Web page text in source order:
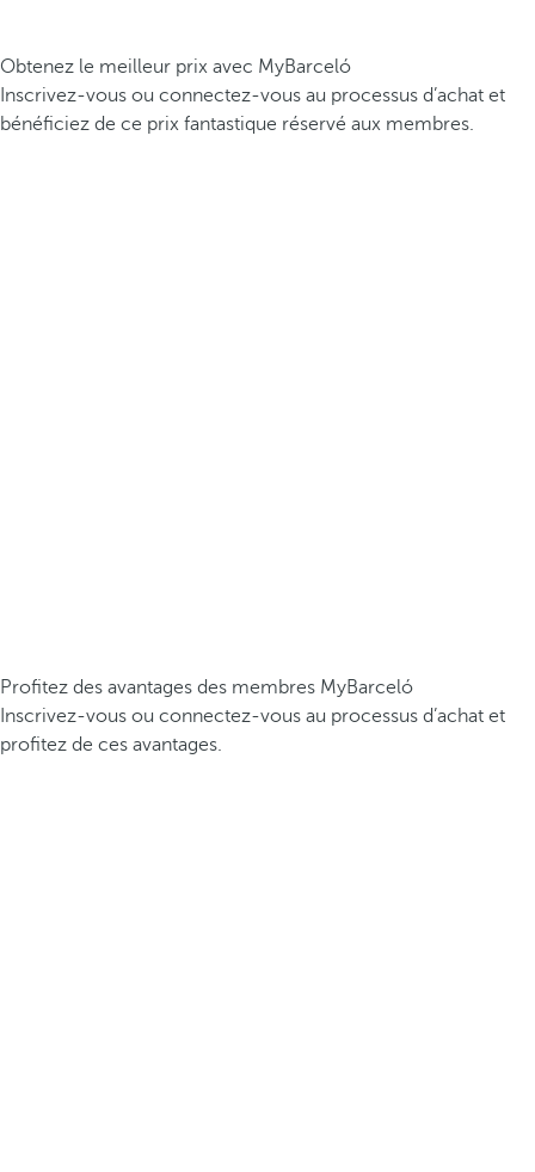
Obtenez le meilleur prix avec MyBarceló
Inscrivez-vous ou connectez-vous au processus d’achat et
bénéficiez de ce prix fantastique réservé aux membres.
Profitez des avantages des membres MyBarceló
Inscrivez-vous ou connectez-vous au processus d’achat et
profitez de ces avantages.